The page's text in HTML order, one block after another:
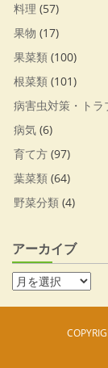
料理 (57)
果物 (17)
果菜類 (100)
根菜類 (101)
病害虫対策・トラ
病気 (6)
育て方 (97)
葉菜類 (64)
野菜分類 (4)
アーカイブ